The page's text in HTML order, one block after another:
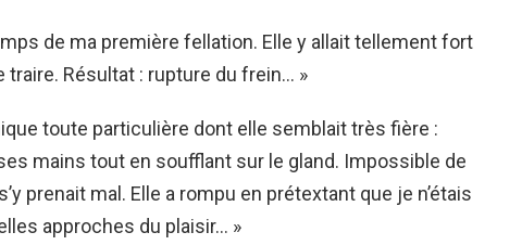
de ma première fellation. Elle y allait tellement fort
traire. Résultat : rupture du frein… »
toute particulière dont elle semblait très fière :
mains tout en soufflant sur le gland. Impossible de
prenait mal. Elle a rompu en prétextant que je n’étais
approches du plaisir… »